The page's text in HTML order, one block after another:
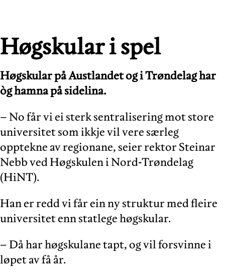
Høgskular i spel
Høgskular på Austlandet og i Trøndelag har
òg hamna på sidelina.
– No får vi ei sterk sentralisering mot store
universitet som ikkje vil vere særleg
opptekne av regionane, seier rektor Steinar
Nebb ved Høgskulen i Nord-Trøndelag
(HiNT).
Han er redd vi får ein ny struktur med fleire
universitet enn statlege høgskular.
– Då har høgskulane tapt, og vil forsvinne i
løpet av få år.